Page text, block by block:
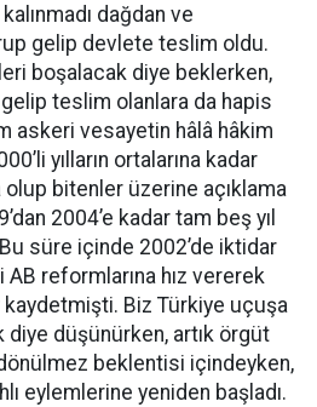
dağdan ve
gelip devlete teslim oldu.
boşalacak diye beklerken,
gelip teslim olanlara da hapis
askeri vesayetin hâlâ hâkim
yılların ortalarına kadar
olup bitenler üzerine açıklama
2004’e kadar tam beş yıl
süre içinde 2002’de iktidar
reformlarına hız vererek
Biz Türkiye uçuşa
düşünürken, artık örgüt
beklentisi içindeyken,
eylemlerine yeniden başladı.